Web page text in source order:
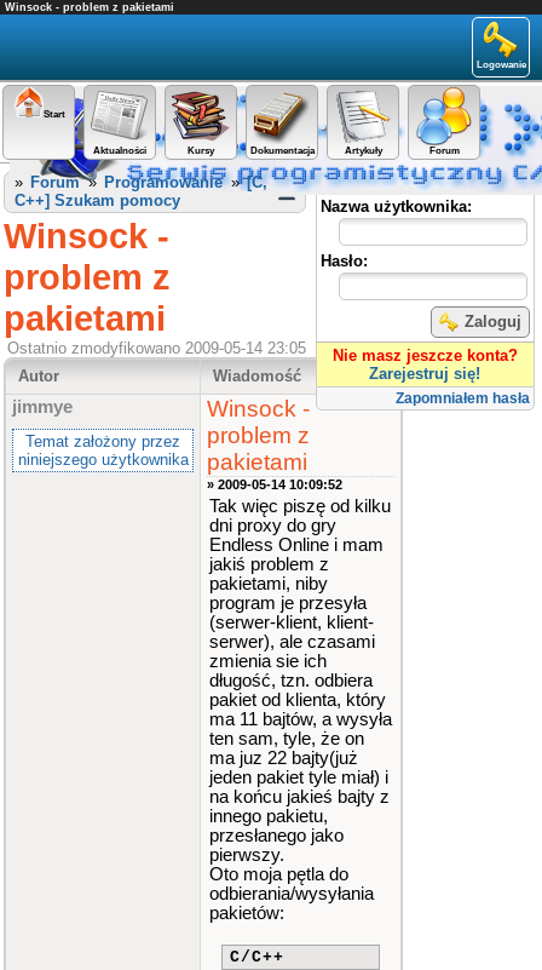
Winsock - problem z pakietami
Logowanie
Start
Aktualności Kursy Dokumentacja Artykuły Forum
Panel użytkownika
Nazwa użytkownika:
Hasło:
Zaloguj
Nie masz jeszcze konta?
Zarejestruj się!
Zapomniałem hasła
» Forum» Programowanie»[C,
C++] Szukam pomocy
Winsock -
problem z
pakietami
Ostatnio zmodyfikowano 2009-05-14 23:05
Autor
Wiadomość
jimmye
Temat założony przez
niniejszego użytkownika
Winsock -
problem z
pakietami
» 2009-05-14 10:09:52
Tak więc piszę od kilku
dni proxy do gry
Endless Online i mam
jakiś problem z
pakietami, niby
program je przesyła
(serwer-klient, klient-
serwer), ale czasami
zmienia sie ich
długość, tzn. odbiera
pakiet od klienta, który
ma 11 bajtów, a wysyła
ten sam, tyle, że on
ma juz 22 bajty(już
jeden pakiet tyle miał) i
na końcu jakieś bajty z
innego pakietu,
przesłanego jako
pierwszy.
Oto moja pętla do
odbierania/wysyłania
pakietów:
C/C++